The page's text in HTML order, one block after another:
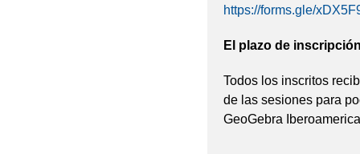
https://forms.gle/
El plazo de
Todos los inscritos
de las sesiones para
GeoGebra